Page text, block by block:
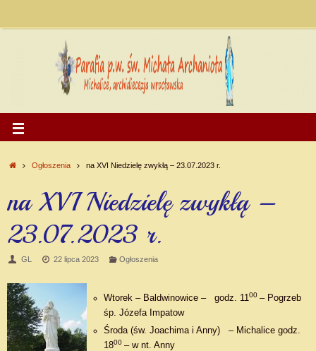
Ogłoszenia na XVI Niedzielę zwykłą – 23.07.2023 r.
na XVI Niedzielę zwykłą –
23.07.2023 r.
GL 22 lipca 2023 Ogłoszenia
Wtorek – Baldwinowice – godz. 1100 – Pogrzeb
śp. Józefa Impatow
Środa (św. Joachima i Anny) – Michalice godz.
1800 – w nt. Anny